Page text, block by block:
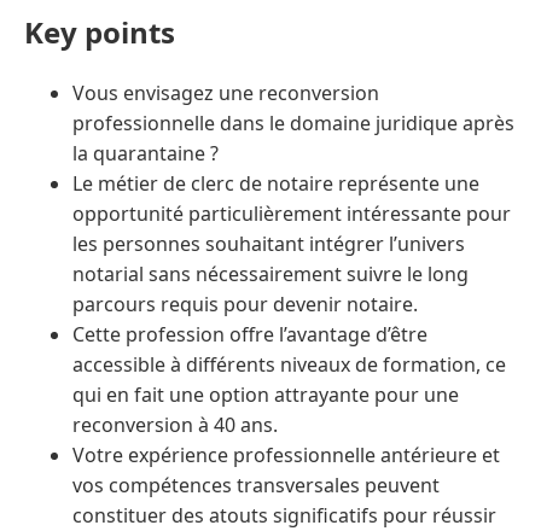
Key points
Vous envisagez une reconversion
professionnelle dans le domaine juridique après
la quarantaine ?
Le métier de clerc de notaire représente une
opportunité particulièrement intéressante pour
les personnes souhaitant intégrer l’univers
notarial sans nécessairement suivre le long
parcours requis pour devenir notaire.
Cette profession offre l’avantage d’être
accessible à différents niveaux de formation, ce
qui en fait une option attrayante pour une
reconversion à 40 ans.
Votre expérience professionnelle antérieure et
vos compétences transversales peuvent
constituer des atouts significatifs pour réussir